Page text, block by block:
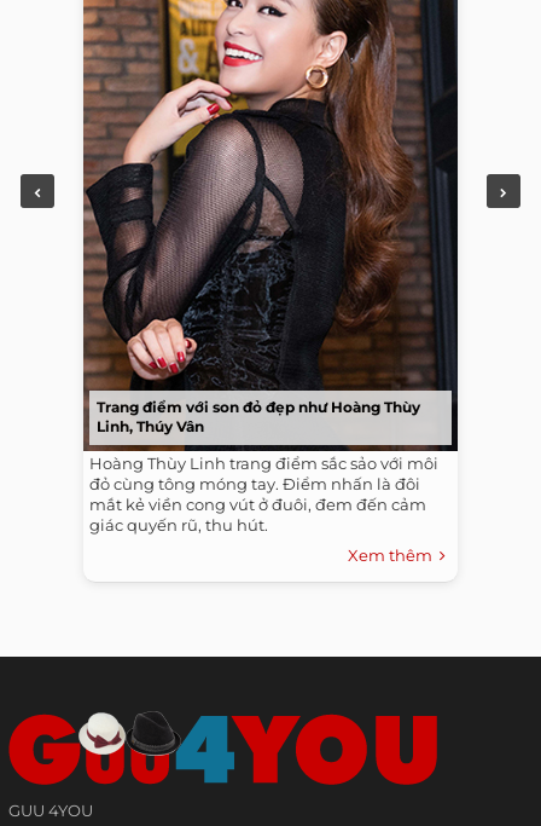
Trang điểm với son đỏ đẹp như Hoàng Thùy
Linh, Thúy Vân
Hoàng Thùy Linh trang điểm sắc sảo với môi
đỏ cùng tông móng tay. Điểm nhấn là đôi
mắt kẻ viền cong vút ở đuôi, đem đến cảm
giác quyến rũ, thu hút.
Xem thêm
GUU 4YOU